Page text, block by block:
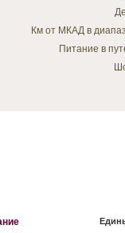
Км от МКАД в
Питание в